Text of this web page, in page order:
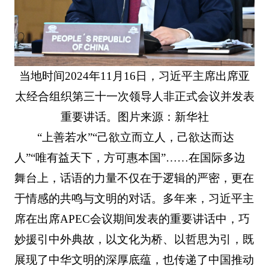
当地时间2024年11月16日，习近平主席出席亚
太经合组织第三十一次领导人非正式会议并发表
重要讲话。图片来源：新华社
“上善若水”“己欲立而立人，己欲达而达
人”“唯有益天下，方可惠本国”……在国际多边
舞台上，话语的力量不仅在于逻辑的严密，更在
于情感的共鸣与文明的对话。多年来，习近平主
席在出席APEC会议期间发表的重要讲话中，巧
妙援引中外典故，以文化为桥、以哲思为引，既
展现了中华文明的深厚底蕴，也传递了中国推动